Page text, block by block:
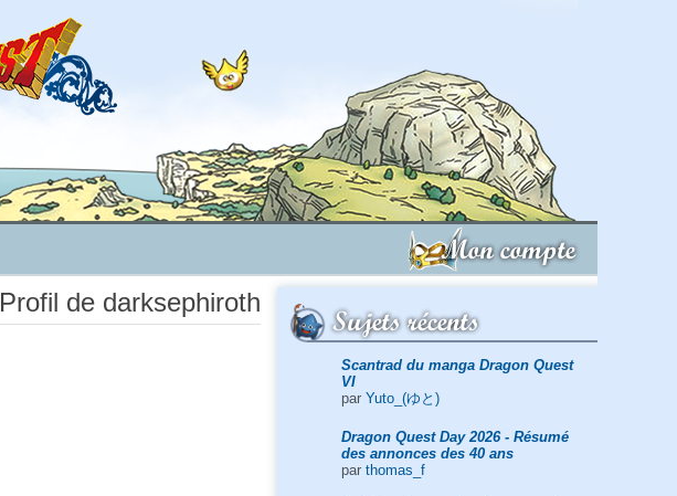
Mon compte
Sujets récents
Scantrad du manga Dragon Quest
VI
par Yuto_(ゆと)
Dragon Quest Day 2026 - Résumé
des annonces des 40 ans
par thomas_f
Profil de darksephiroth